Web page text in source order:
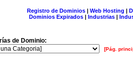
Registro de Dominios| Web Hosting |
Dominios Expirados | Industrias |
de Dominio:
[Pág.